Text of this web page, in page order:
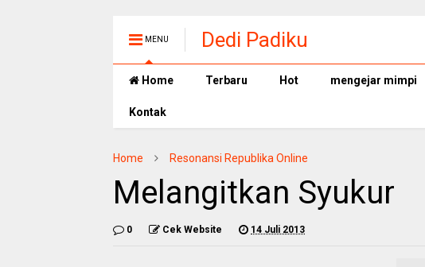
MENU Dedi Padiku
Home Terbaru Hot mengejar mimpi
Kontak
Home Resonansi Republika Online
Melangitkan Syukur
0 Cek Website 14 Juli 2013